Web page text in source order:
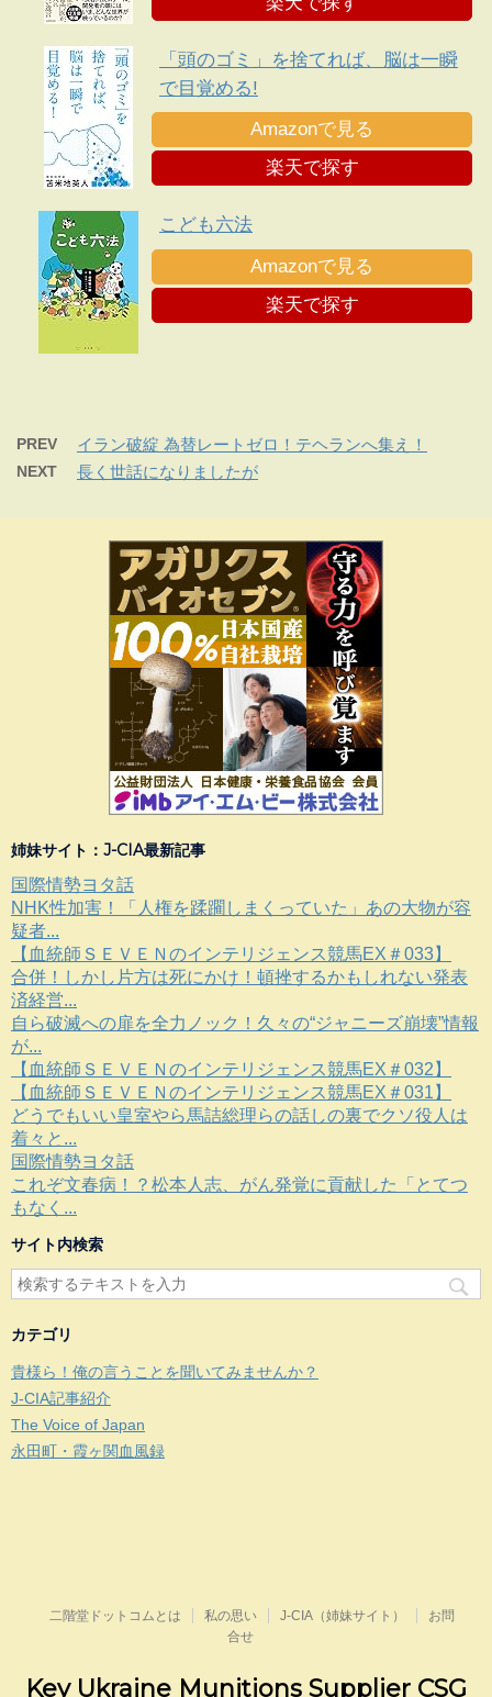
「頭のゴミ」を捨てれば、脳は一瞬
で目覚める!
Amazonで見る
楽天で探す
こども六法
Amazonで見る
楽天で探す
PREV イラン破綻 為替レートゼロ！テヘランへ集え！
NEXT 長く世話になりましたが
姉妹サイト：J-CIA最新記事
国際情勢ヨタ話
NHK性加害！「人権を蹂躙しまくっていた」あの大物が容
疑者...
【血統師ＳＥＶＥＮのインテリジェンス競馬EX＃033】
合併！しかし片方は死にかけ！頓挫するかもしれない発表
済経営...
自ら破滅への扉を全力ノック！久々の“ジャニーズ崩壊”情報
が...
【血統師ＳＥＶＥＮのインテリジェンス競馬EX＃032】
【血統師ＳＥＶＥＮのインテリジェンス競馬EX＃031】
どうでもいい皇室やら馬詰総理らの話しの裏でクソ役人は
着々と...
国際情勢ヨタ話
これぞ文春病！？松本人志、がん発覚に貢献した「とてつ
もなく...
サイト内検索
カテゴリ
貴様ら！俺の言うことを聞いてみませんか？
J-CIA記事紹介
The Voice of Japan
永田町・霞ヶ関血風録
二階堂ドットコムとは 私の思い J-CIA（姉妹サイト）
お問
合せ
Key Ukraine Munitions Supplier CSG